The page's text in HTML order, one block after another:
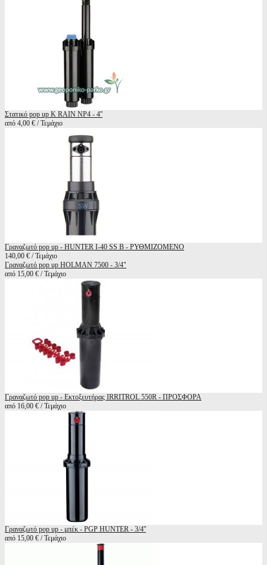
Στατικό pop up K RAIN NP4 - 4''
από 4,00 € / Τεμάχιο
Γραναζωτό pop up - HUNTER I-40 SS B - ΡΥΘΜΙΖΟΜΕΝΟ
140,00 € / Τεμάχιο
Γραναζωτό pop up HOLMAN 7500 - 3/4"
από 15,00 € / Τεμάχιο
Γραναζωτό pop up - Εκτοξευτήρας IRRITROL 550R - ΠΡΟΣΦΟΡΑ
από 16,00 € / Τεμάχιο
Γραναζωτό pop up - μπέκ - PGP HUNTER - 3/4''
από 15,00 € / Τεμάχιο